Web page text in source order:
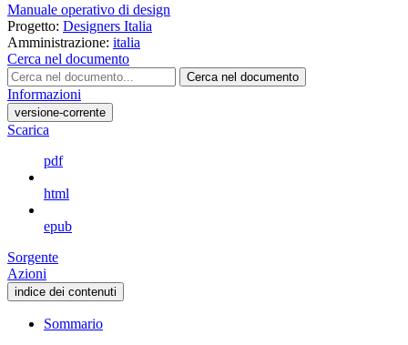
Manuale operativo di design
Progetto: Designers Italia
Amministrazione: italia
Cerca nel documento
Cerca nel documento
Informazioni
versione-corrente
Scarica
pdf
html
epub
Sorgente
Azioni
indice dei contenuti
Sommario